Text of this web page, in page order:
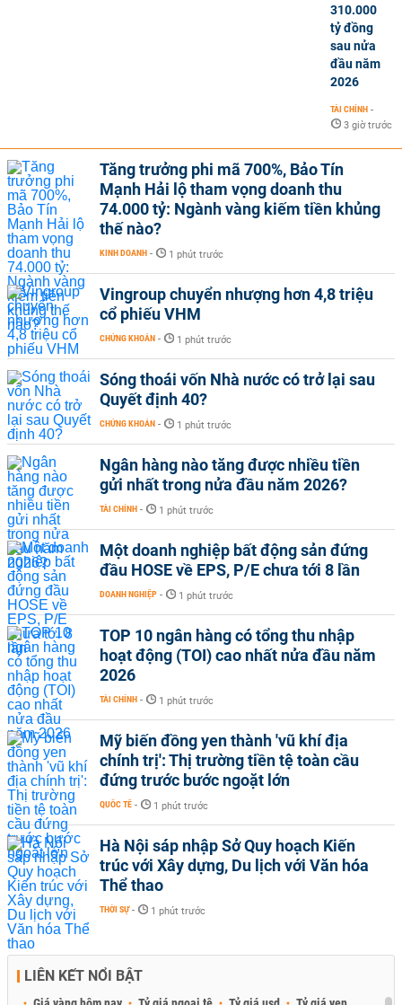
310.000
tỷ đồng
sau nửa
đầu năm
2026
TÀI CHÍNH -
3 giờ trước
Tăng trưởng phi mã 700%, Bảo Tín
Mạnh Hải lộ tham vọng doanh thu
74.000 tỷ: Ngành vàng kiếm tiền khủng
thế nào?
KINH DOANH - 1 phút trước
Vingroup chuyển nhượng hơn 4,8 triệu
cổ phiếu VHM
CHỨNG KHOÁN - 1 phút trước
Sóng thoái vốn Nhà nước có trở lại sau
Quyết định 40?
CHỨNG KHOÁN - 1 phút trước
Ngân hàng nào tăng được nhiều tiền
gửi nhất trong nửa đầu năm 2026?
TÀI CHÍNH - 1 phút trước
Một doanh nghiệp bất động sản đứng
đầu HOSE về EPS, P/E chưa tới 8 lần
DOANH NGHIỆP - 1 phút trước
TOP 10 ngân hàng có tổng thu nhập
hoạt động (TOI) cao nhất nửa đầu năm
2026
TÀI CHÍNH - 1 phút trước
Mỹ biến đồng yen thành 'vũ khí địa
chính trị': Thị trường tiền tệ toàn cầu
đứng trước bước ngoặt lớn
QUỐC TẾ - 1 phút trước
Hà Nội sáp nhập Sở Quy hoạch Kiến
trúc với Xây dựng, Du lịch với Văn hóa
Thể thao
THỜI SỰ - 1 phút trước
LIÊN KẾT NỔI BẬT